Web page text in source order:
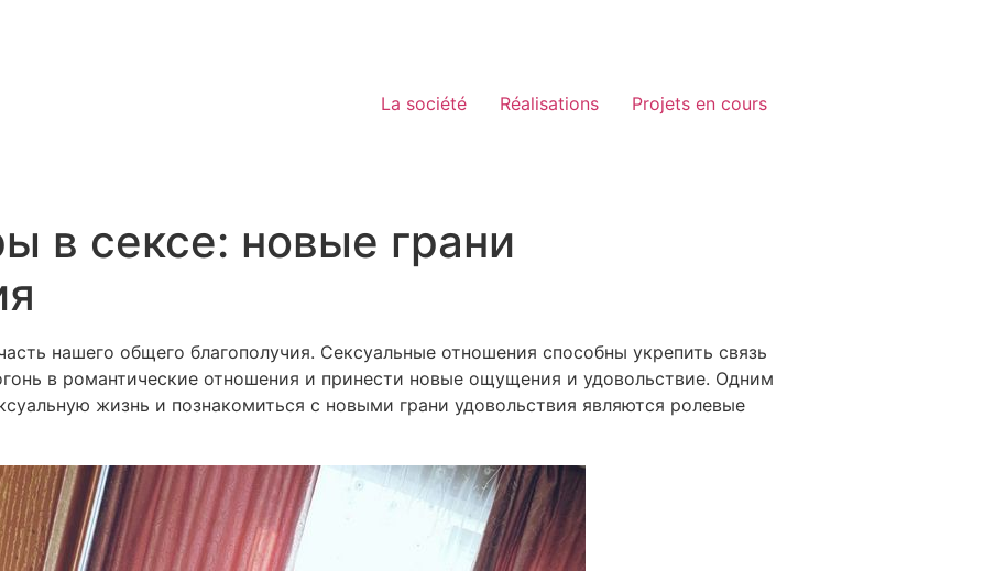
La société
Réalisations Projets en cours
в сексе: новые грани
нашего общего благополучия. Сексуальные отношения способны укрепить связь
в романтические отношения и принести новые ощущения и удовольствие. Одним
жизнь и познакомиться с новыми грани удовольствия являются ролевые